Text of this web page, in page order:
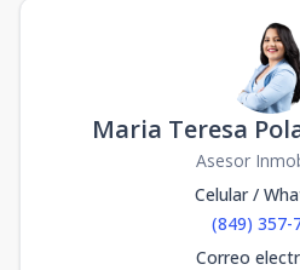
Maria Teresa
Asesor
Celular /
(849) 357-
Correo